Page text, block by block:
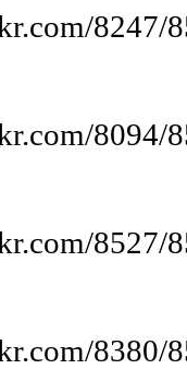
8247/
8094/
8527/
8380/